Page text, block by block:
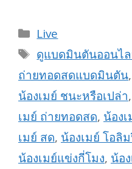
Categories
Live
Tags
ดูแบดมินตันออนไ
ถ่ายทอดสดแบดมินตัน,
น้องเมย์ ชนะหรือเปล่า,
เมย์ ถ่ายทอดสด, น้อง
เมย์ สด, น้องเมย์ โอลิ
น้องเมย์แข่งกี่โมง, น้อ